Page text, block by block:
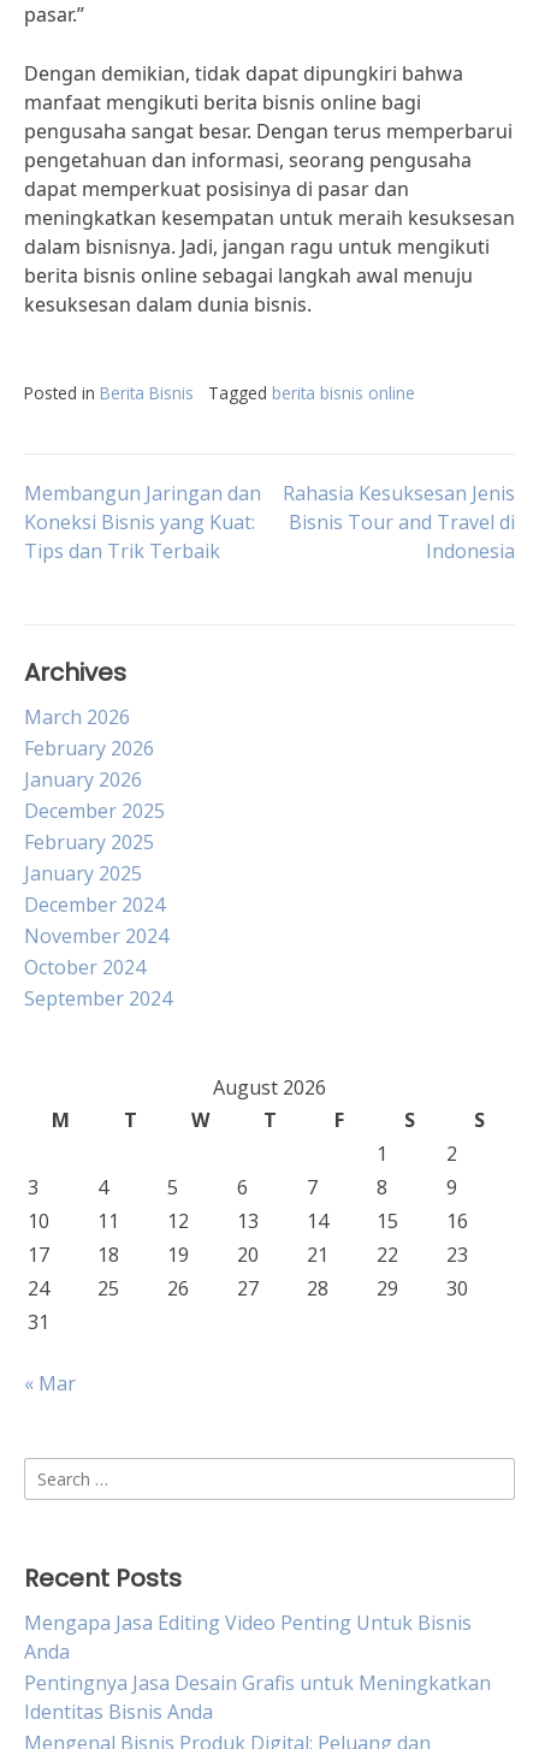
pasar.”
Dengan demikian, tidak dapat dipungkiri bahwa
manfaat mengikuti berita bisnis online bagi
pengusaha sangat besar. Dengan terus memperbarui
pengetahuan dan informasi, seorang pengusaha
dapat memperkuat posisinya di pasar dan
meningkatkan kesempatan untuk meraih kesuksesan
dalam bisnisnya. Jadi, jangan ragu untuk mengikuti
berita bisnis online sebagai langkah awal menuju
kesuksesan dalam dunia bisnis.
Posted in Berita Bisnis Tagged berita bisnis online
Post
navigation
Membangun Jaringan dan
Koneksi Bisnis yang Kuat:
Tips dan Trik Terbaik
Rahasia Kesuksesan Jenis
Bisnis Tour and Travel di
Indonesia
Archives
March 2026
February 2026
January 2026
December 2025
February 2025
January 2025
December 2024
November 2024
October 2024
September 2024
August 2026
M
T W T F S
S
1
2
3
4 5 6 7 8
9
10
11 12 13 14 15
16
17
18 19 20 21 22
23
24
25 26 27 28 29
30
31
« Mar
Search
for:
Recent Posts
Mengapa Jasa Editing Video Penting Untuk Bisnis
Anda
Pentingnya Jasa Desain Grafis untuk Meningkatkan
Identitas Bisnis Anda
Mengenal Bisnis Produk Digital: Peluang dan